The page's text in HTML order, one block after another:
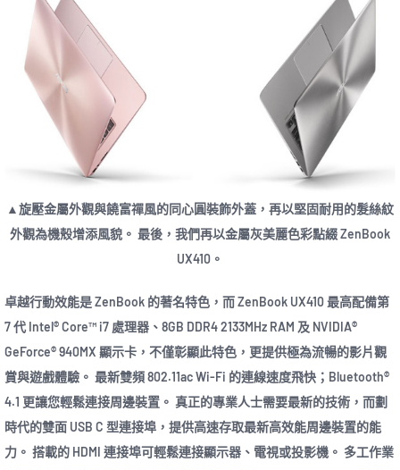
▲旋壓金屬外觀與饒富禪風的同心圓裝飾外蓋，再以堅固耐用的髮絲紋
外觀為機殼增添風貌。 最後，我們再以金屬灰美麗色彩點綴 ZenBook
UX410。
卓越行動效能是 ZenBook 的著名特色，而 ZenBook UX410 最高配備第
7 代 Intel® Core™ i7 處理器、8GB DDR4 2133MHz RAM 及 NVIDIA®
GeForce® 940MX 顯示卡，不僅彰顯此特色，更提供極為流暢的影片觀
賞與遊戲體驗。 最新雙頻 802.11ac Wi-Fi 的連線速度飛快；Bluetooth®
4.1 更讓您輕鬆連接周邊裝置。 真正的專業人士需要最新的技術，而劃
時代的雙面 USB C 型連接埠，提供高速存取最新高效能周邊裝置的能
力。 搭載的 HDMI 連接埠可輕鬆連接顯示器、電視或投影機。 多工作業